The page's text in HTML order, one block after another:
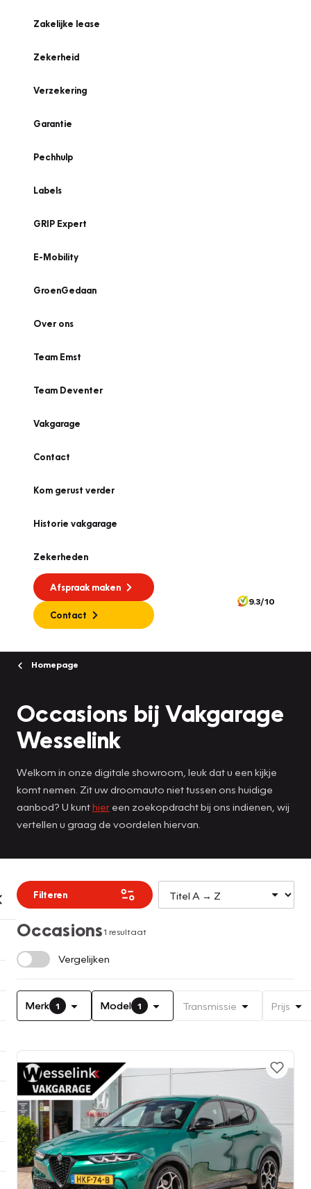
Zakelijke lease
Zekerheid
Verzekering
Garantie
Pechhulp
Labels
GRIP Expert
E-Mobility
GroenGedaan
Over ons
Team Emst
Team Deventer
Vakgarage
Contact
Kom gerust verder
Historie vakgarage
Zekerheden
Afspraak maken
Contact
9.3/10
Homepage
Occasions bij Vakgarage
Wesselink
Welkom in onze digitale showroom, leuk dat u een kijkje
komt nemen. Zit uw droomauto niet tussen ons huidige
aanbod? U kunthier een zoekopdracht bij ons indienen, wij
vertellen u graag de voordelen hiervan.
Filteren
Occasions1 resultaat
Vergelijken
Merk 1 Model 1 Transmissie Prijs